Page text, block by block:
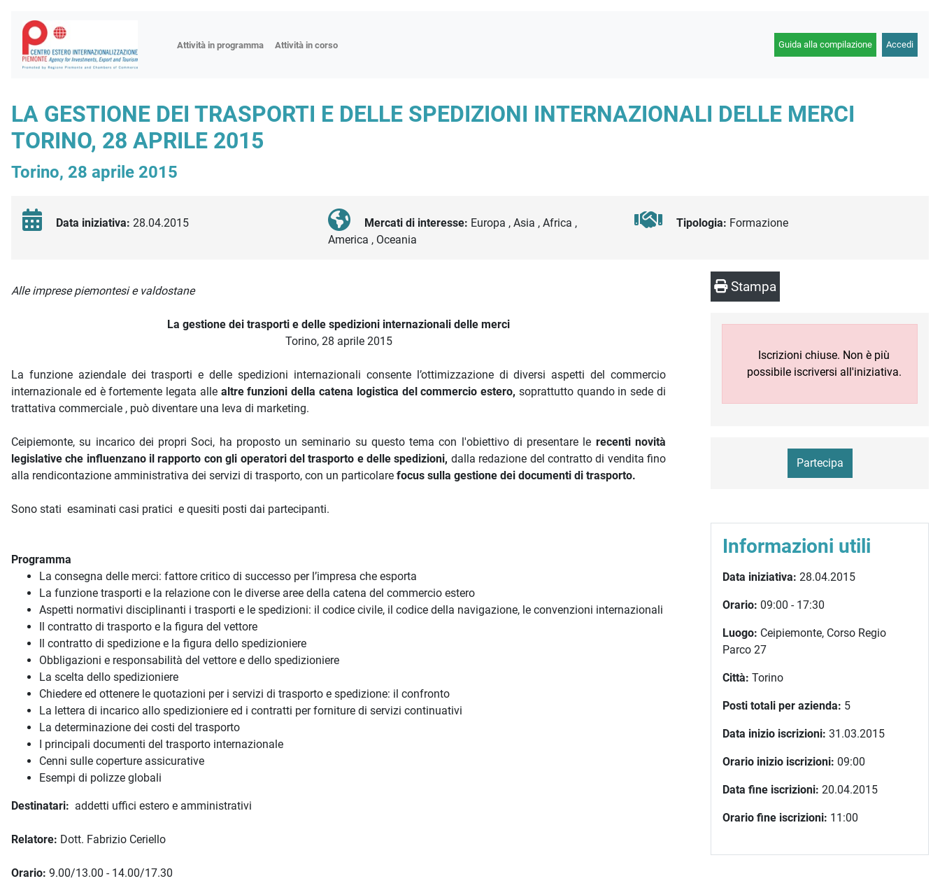
Attività in programma Attività in corso
Fiere
Workshop
Progetto tender
Guida alla compilazione Accedi
LA GESTIONE DEI TRASPORTI E DELLE SPEDIZIONI INTERNAZIONALI DELLE MERCI
TORINO, 28 APRILE 2015
Torino, 28 aprile 2015
Data iniziativa: 28.04.2015 Mercati di interesse: Europa , Asia , Africa ,
America , Oceania
Tipologia: Formazione
Descrizione iniziativa
Alle imprese piemontesi e valdostane
La gestione dei trasporti e delle spedizioni internazionali delle merci
Torino, 28 aprile 2015
La funzione aziendale dei trasporti e delle spedizioni internazionali consente l’ottimizzazione di diversi aspetti del commercio
internazionale ed è fortemente legata alle altre funzioni della catena logistica del commercio estero, soprattutto quando in sede di
trattativa commerciale , può diventare una leva di marketing.
Ceipiemonte, su incarico dei propri Soci, ha proposto un seminario su questo tema con l'obiettivo di presentare le recenti novità
legislative che influenzano il rapporto con gli operatori del trasporto e delle spedizioni, dalla redazione del contratto di vendita fino
alla rendicontazione amministrativa dei servizi di trasporto, con un particolare focus sulla gestione dei documenti di trasporto.
Sono stati esaminati casi pratici e quesiti posti dai partecipanti.
Programma
La consegna delle merci: fattore critico di successo per l’impresa che esporta
La funzione trasporti e la relazione con le diverse aree della catena del commercio estero
Aspetti normativi disciplinanti i trasporti e le spedizioni: il codice civile, il codice della navigazione, le convenzioni internazionali
Il contratto di trasporto e la figura del vettore
Il contratto di spedizione e la figura dello spedizioniere
Obbligazioni e responsabilità del vettore e dello spedizioniere
La scelta dello spedizioniere
Chiedere ed ottenere le quotazioni per i servizi di trasporto e spedizione: il confronto
La lettera di incarico allo spedizioniere ed i contratti per forniture di servizi continuativi
La determinazione dei costi del trasporto
I principali documenti del trasporto internazionale
Cenni sulle coperture assicurative
Esempi di polizze globali
Destinatari: addetti uffici estero e amministrativi
Relatore: Dott. Fabrizio Ceriello
Orario: 9.00/13.00 - 14.00/17.30
Stampa
Iscrizioni chiuse. Non è più
possibile iscriversi all'iniziativa.
Partecipa
Informazioni utili
Data iniziativa: 28.04.2015
Orario: 09:00 - 17:30
Luogo: Ceipiemonte, Corso Regio
Parco 27
Città: Torino
Posti totali per azienda: 5
Data inizio iscrizioni: 31.03.2015
Orario inizio iscrizioni: 09:00
Data fine iscrizioni: 20.04.2015
Orario fine iscrizioni: 11:00